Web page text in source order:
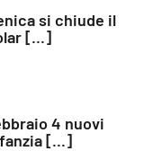
si chiude il
[...]
4 nuovi
[...]